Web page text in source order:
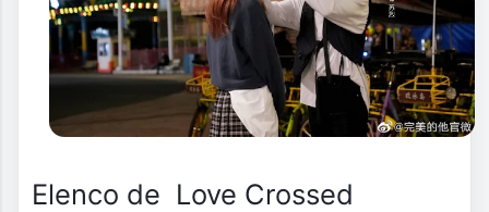
Elenco de Love Crossed